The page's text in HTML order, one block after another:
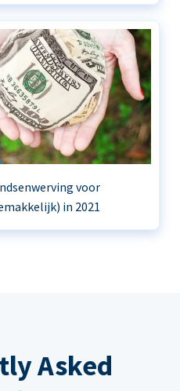
voor
in 2021
Asked